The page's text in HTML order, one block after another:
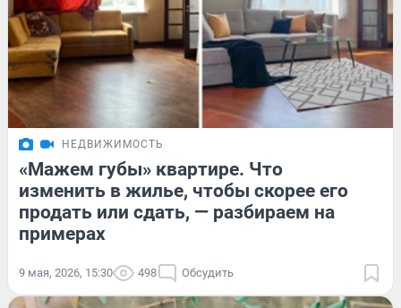
НЕДВИЖИМОСТЬ
«Мажем губы» квартире. Что
изменить в жилье, чтобы скорее его
продать или сдать, — разбираем на
примерах
9 мая, 2026, 15:30 498 Обсудить